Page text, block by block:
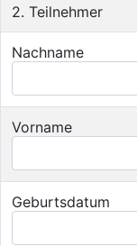
2. Teilnehmer
Nachname
Vorname
Geburtsdatum